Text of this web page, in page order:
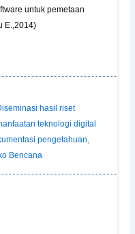
untuk pemetaan
E.,2014)
hasil riset
teknologi digital
pengetahuan,
Bencana